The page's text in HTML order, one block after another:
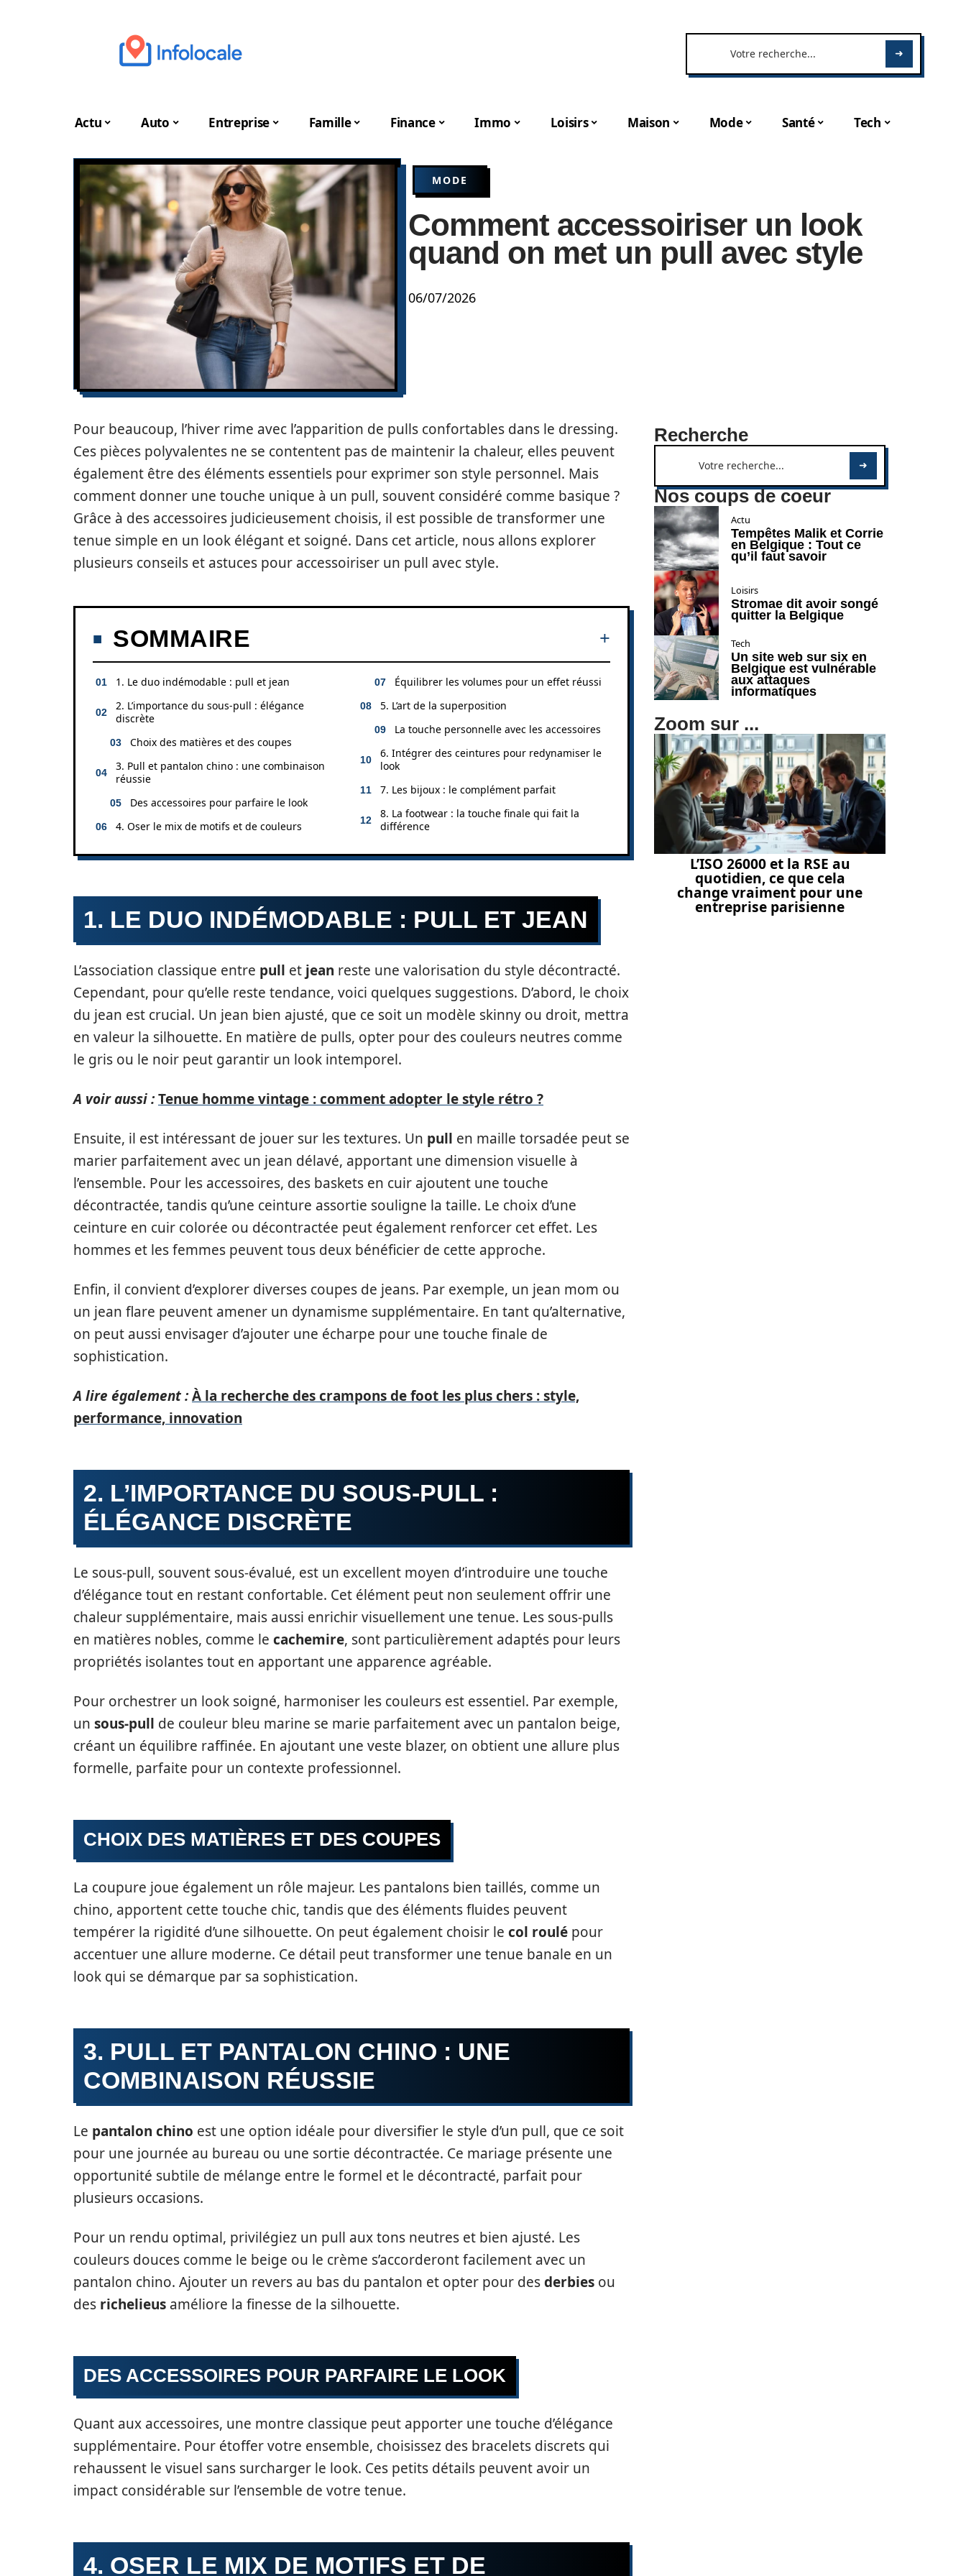
Actu Auto Entreprise Famille Finance Immo Loisirs Maison Mode Santé Tech
MODE
Comment accessoiriser un look
quand on met un pull avec style
06/07/2026
Pour beaucoup, l’hiver rime avec l’apparition de pulls confortables dans le dressing.
Ces pièces polyvalentes ne se contentent pas de maintenir la chaleur, elles peuvent
également être des éléments essentiels pour exprimer son style personnel. Mais
comment donner une touche unique à un pull, souvent considéré comme basique ?
Grâce à des accessoires judicieusement choisis, il est possible de transformer une
tenue simple en un look élégant et soigné. Dans cet article, nous allons explorer
plusieurs conseils et astuces pour accessoiriser un pull avec style.
SOMMAIRE
1. Le duo indémodable : pull et jean
2. L’importance du sous-pull : élégance
discrète
Choix des matières et des coupes
3. Pull et pantalon chino : une combinaison
réussie
Des accessoires pour parfaire le look
4. Oser le mix de motifs et de couleurs
Équilibrer les volumes pour un effet réussi
5. L’art de la superposition
La touche personnelle avec les accessoires
6. Intégrer des ceintures pour redynamiser le
look
7. Les bijoux : le complément parfait
8. La footwear : la touche finale qui fait la
différence
1. LE DUO INDÉMODABLE : PULL ET JEAN
L’association classique entre pull et jean reste une valorisation du style décontracté.
Cependant, pour qu’elle reste tendance, voici quelques suggestions. D’abord, le choix
du jean est crucial. Un jean bien ajusté, que ce soit un modèle skinny ou droit, mettra
en valeur la silhouette. En matière de pulls, opter pour des couleurs neutres comme
le gris ou le noir peut garantir un look intemporel.
A voir aussi :Tenue homme vintage : comment adopter le style rétro ?
Ensuite, il est intéressant de jouer sur les textures. Un pull en maille torsadée peut se
marier parfaitement avec un jean délavé, apportant une dimension visuelle à
l’ensemble. Pour les accessoires, des baskets en cuir ajoutent une touche
décontractée, tandis qu’une ceinture assortie souligne la taille. Le choix d’une
ceinture en cuir colorée ou décontractée peut également renforcer cet effet. Les
hommes et les femmes peuvent tous deux bénéficier de cette approche.
Enfin, il convient d’explorer diverses coupes de jeans. Par exemple, un jean mom ou
un jean flare peuvent amener un dynamisme supplémentaire. En tant qu’alternative,
on peut aussi envisager d’ajouter une écharpe pour une touche finale de
sophistication.
A lire également :À la recherche des crampons de foot les plus chers : style,
performance, innovation
2. L’IMPORTANCE DU SOUS-PULL :
ÉLÉGANCE DISCRÈTE
Le sous-pull, souvent sous-évalué, est un excellent moyen d’introduire une touche
d’élégance tout en restant confortable. Cet élément peut non seulement offrir une
chaleur supplémentaire, mais aussi enrichir visuellement une tenue. Les sous-pulls
en matières nobles, comme le cachemire, sont particulièrement adaptés pour leurs
propriétés isolantes tout en apportant une apparence agréable.
Pour orchestrer un look soigné, harmoniser les couleurs est essentiel. Par exemple,
un sous-pull de couleur bleu marine se marie parfaitement avec un pantalon beige,
créant un équilibre raffinée. En ajoutant une veste blazer, on obtient une allure plus
formelle, parfaite pour un contexte professionnel.
CHOIX DES MATIÈRES ET DES COUPES
La coupure joue également un rôle majeur. Les pantalons bien taillés, comme un
chino, apportent cette touche chic, tandis que des éléments fluides peuvent
tempérer la rigidité d’une silhouette. On peut également choisir le col roulé pour
accentuer une allure moderne. Ce détail peut transformer une tenue banale en un
look qui se démarque par sa sophistication.
3. PULL ET PANTALON CHINO : UNE
COMBINAISON RÉUSSIE
Le pantalon chino est une option idéale pour diversifier le style d’un pull, que ce soit
pour une journée au bureau ou une sortie décontractée. Ce mariage présente une
opportunité subtile de mélange entre le formel et le décontracté, parfait pour
plusieurs occasions.
Pour un rendu optimal, privilégiez un pull aux tons neutres et bien ajusté. Les
couleurs douces comme le beige ou le crème s’accorderont facilement avec un
pantalon chino. Ajouter un revers au bas du pantalon et opter pour desderbies ou
des richelieus améliore la finesse de la silhouette.
DES ACCESSOIRES POUR PARFAIRE LE LOOK
Quant aux accessoires, une montre classique peut apporter une touche d’élégance
supplémentaire. Pour étoffer votre ensemble, choisissez des bracelets discrets qui
rehaussent le visuel sans surcharger le look. Ces petits détails peuvent avoir un
impact considérable sur l’ensemble de votre tenue.
4. OSER LE MIX DE MOTIFS ET DE
Recherche
Nos coups de coeur
Actu
Tempêtes Malik et Corrie
en Belgique : Tout ce
qu’il faut savoir
Loisirs
Stromae dit avoir songé
quitter la Belgique
Tech
Un site web sur six en
Belgique est vulnérable
aux attaques
informatiques
Zoom sur ...
L’ISO 26000 et la RSE au
quotidien, ce que cela
change vraiment pour une
entreprise parisienne